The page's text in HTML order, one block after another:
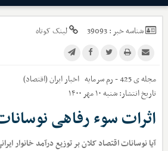
شناسه خبر :39093 لینک کوتاه
مجله ی 425 - رم سرمایه اخبارایران (اقتصاد)
تاریخ انتشار:شنبه ۱۰ مهر ۱۴۰۰
اثرات سوء ‌رفاهی
آیا نوسانات اقتصاد کلان بر توزیع درآمد خانوار